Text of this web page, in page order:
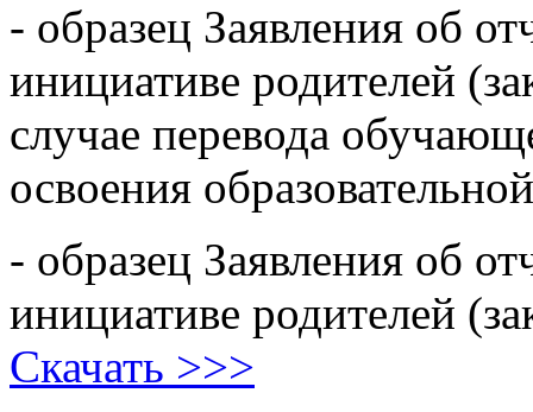
- образец Заявления об
инициативе родителей
случае перевода
освоения
- образец Заявления об
инициативе родителей
Скачать >>>